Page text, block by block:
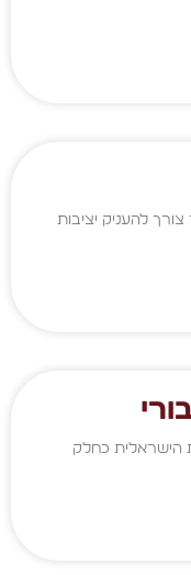
להעניק יציבות
הישראלית כחלק